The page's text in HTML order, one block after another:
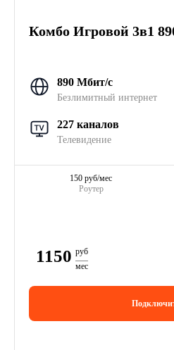
Комбо Игровой 3в1
890 Мбит/с
Безлимитный интернет
227 каналов
Телевидение
Роутер
150 руб/мес
1150 руб
мес